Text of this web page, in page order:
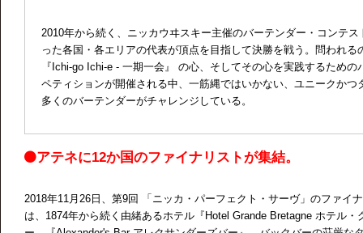
2010年から続く、ニッカウヰスキー主催のバーテンダー・コンテ
った各国・各エリアの代表が頂点を目指して決勝を戦う。問われる
『Ichi-go Ichi-e - 一期一会』 の心、そしてその心を実践するため
ペティションが開催される中、一筋縄ではいかない、ユニークかつ
多くのバーテンダーがチャレンジしている。
アテネに12か国のファイナリストが集結。
2018年11月26日、第9回 「ニッカ・パーフェクト・サーヴ」のファイ
は、1874年から続く由緒あるホテル『Hotel Grande Bretagne ホテル